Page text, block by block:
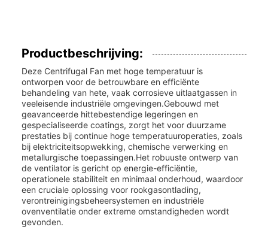
Productbeschrijving:
Deze Centrifugal Fan met hoge temperatuur is
ontworpen voor de betrouwbare en efficiënte
behandeling van hete, vaak corrosieve uitlaatgassen in
veeleisende industriële omgevingen.Gebouwd met
geavanceerde hittebestendige legeringen en
gespecialiseerde coatings, zorgt het voor duurzame
prestaties bij continue hoge temperatuuroperaties, zoals
bij elektriciteitsopwekking, chemische verwerking en
metallurgische toepassingen.Het robuuste ontwerp van
de ventilator is gericht op energie-efficiëntie,
operationele stabiliteit en minimaal onderhoud, waardoor
een cruciale oplossing voor rookgasontlading,
verontreinigingsbeheersystemen en industriële
ovenventilatie onder extreme omstandigheden wordt
gevonden.